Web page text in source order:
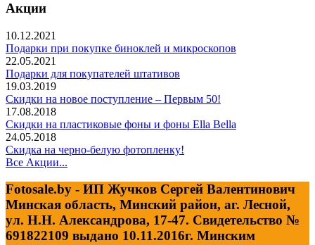
Акции
10.12.2021
Подарки при покупке биноклей и микроскопов
22.05.2021
Подарки для покупателей штативов
19.03.2019
Скидки на новое поступление – Первым 50!
17.08.2018
Скидки на пластиковые фоны и фоны Ella Bella
24.05.2018
Скидка на черно-белую фотопленку!
Все Акции...
Fotosale.by - ИП Жучков Сергей Валентинович
Минская область, Минский район, аг. Лесной,
ул. Н.Н. Александрова, 17-47. Свидетельство №
691822109 выдано 10.11.2016г. Минским